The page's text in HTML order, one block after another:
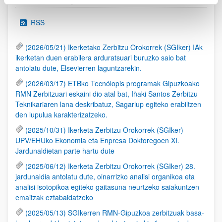
RSS
(2026/05/21) Ikerketako Zerbitzu Orokorrek (SGIker) IAk
ikerketan duen erabilera arduratsuari buruzko saio bat
antolatu dute, Elsevierren laguntzarekin.
(2026/03/17) ETBko Tecnólopis programak Gipuzkoako
RMN Zerbitzuari eskaini dio atal bat, Iñaki Santos Zerbitzu
Teknikariaren lana deskribatuz, Sagarlup egiteko erabiltzen
den lupulua karakterizatzeko.
(2025/10/31) Ikerketa Zerbitzu Orokorrek (SGIker)
UPV/EHUko Ekonomia eta Enpresa Doktoregoen XI.
Jardunaldietan parte hartu dute
(2025/06/12) Ikerketa Zerbitzu Orokorrek (SGIker) 28.
jardunaldia antolatu dute, oinarrizko analisi organikoa eta
analisi isotopikoa egiteko gaitasuna neurtzeko saiakuntzen
emaitzak eztabaidatzeko
(2025/05/13) SGIkerren RMN-Gipuzkoa zerbitzuak basa-